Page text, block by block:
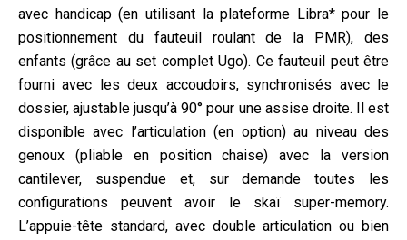
avec handicap (en utilisant la plateforme Libra* pour le
positionnement du fauteuil roulant de la PMR), des
enfants (grâce au set complet Ugo). Ce fauteuil peut être
fourni avec les deux accoudoirs, synchronisés avec le
dossier, ajustable jusqu’à 90° pour une assise droite. Il est
disponible avec l’articulation (en option) au niveau des
genoux (pliable en position chaise) avec la version
cantilever, suspendue et, sur demande toutes les
configurations peuvent avoir le skaï super-memory.
L’appuie-tête standard, avec double articulation ou bien